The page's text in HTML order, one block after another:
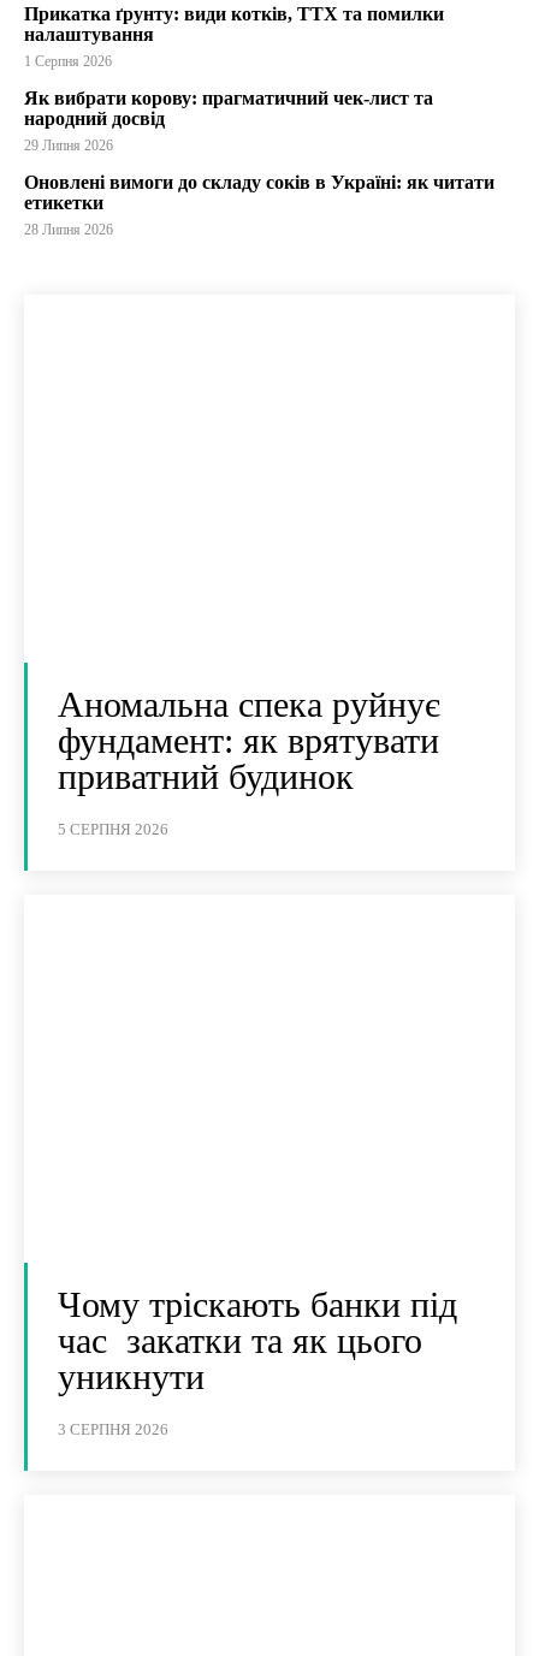
Прикатка ґрунту: види котків, ТТХ та помилки
налаштування
1 Серпня 2026
Як вибрати корову: прагматичний чек-лист та
народний досвід
29 Липня 2026
Оновлені вимоги до складу соків в Україні: як читати
етикетки
28 Липня 2026
Аномальна спека руйнує
фундамент: як врятувати
приватний будинок
5 СЕРПНЯ 2026
Чому тріскають банки під
час закатки та як цього
уникнути
3 СЕРПНЯ 2026